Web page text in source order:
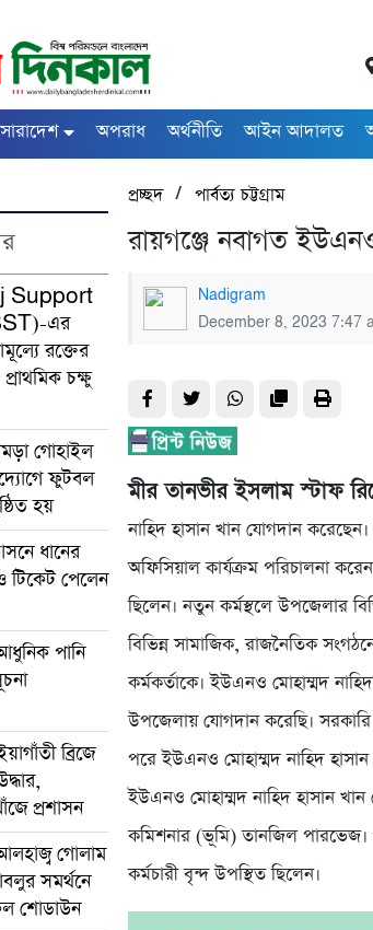
সারাদেশ অপরাধ অর্থনীতি আইন আদালত
Support
এর
রক্তের
চক্ষু
গোহাইল
ফুটবল
হয়
ধানের
টিকেট পেলেন
পানি
ব্রিজে
প্রশাসন
গোলাম
সমর্থনে
শোডাউন
প্রচ্ছদ/পার্বত্য চট্টগ্রাম
রায়গঞ্জে নবাগত
Nadigram
December 8, 2023 7:47
মীর তানভীর ইসলাম স্টাফ
নাহিদ হাসান খান যোগদান
অফিসিয়াল কার্যক্রম পরিচালনা
ছিলেন। নতুন কর্মস্থলে উপজেলার
বিভিন্ন সামাজিক, রাজনৈতিক
কর্মকর্তাকে। ইউএনও মোহাম্মদ
উপজেলায় যোগদান করেছি।
পরে ইউএনও মোহাম্মদ নাহিদ
ইউএনও মোহাম্মদ নাহিদ হাসান
কমিশনার (ভূমি) তানজিল পারভেজ।
কর্মচারী বৃন্দ উপস্থিত ছিলেন।